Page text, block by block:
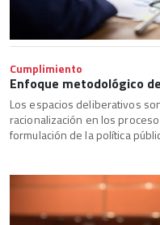
Cumplimiento
Enfoque metodológico
Los espacios deliberativos
racionalización en los
formulación de la política